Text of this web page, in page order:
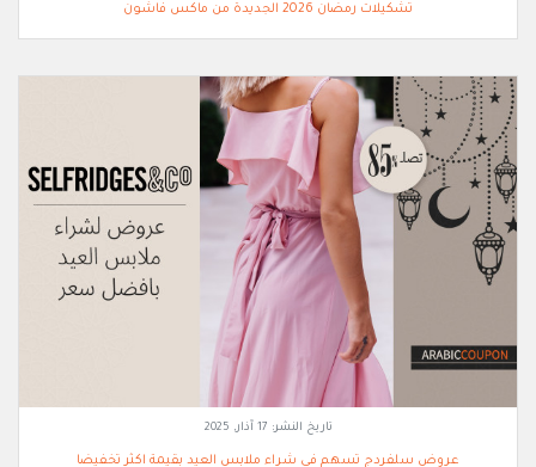
تشكيلات رمضان 2026 الجديدة من ماكس فاشون
تاريخ النشر: 17 آذار, 2025
عروض سلفردج تسهم في شراء ملابس العيد بقيمة اكثر تخفيضا